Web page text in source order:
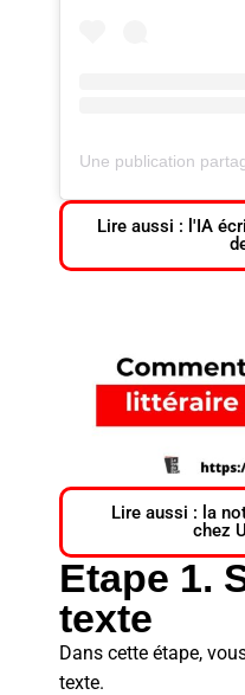
Lire aussi : l'IA
Lire aussi : la
chez
Etape 1.
texte
Dans cette étape,
texte.